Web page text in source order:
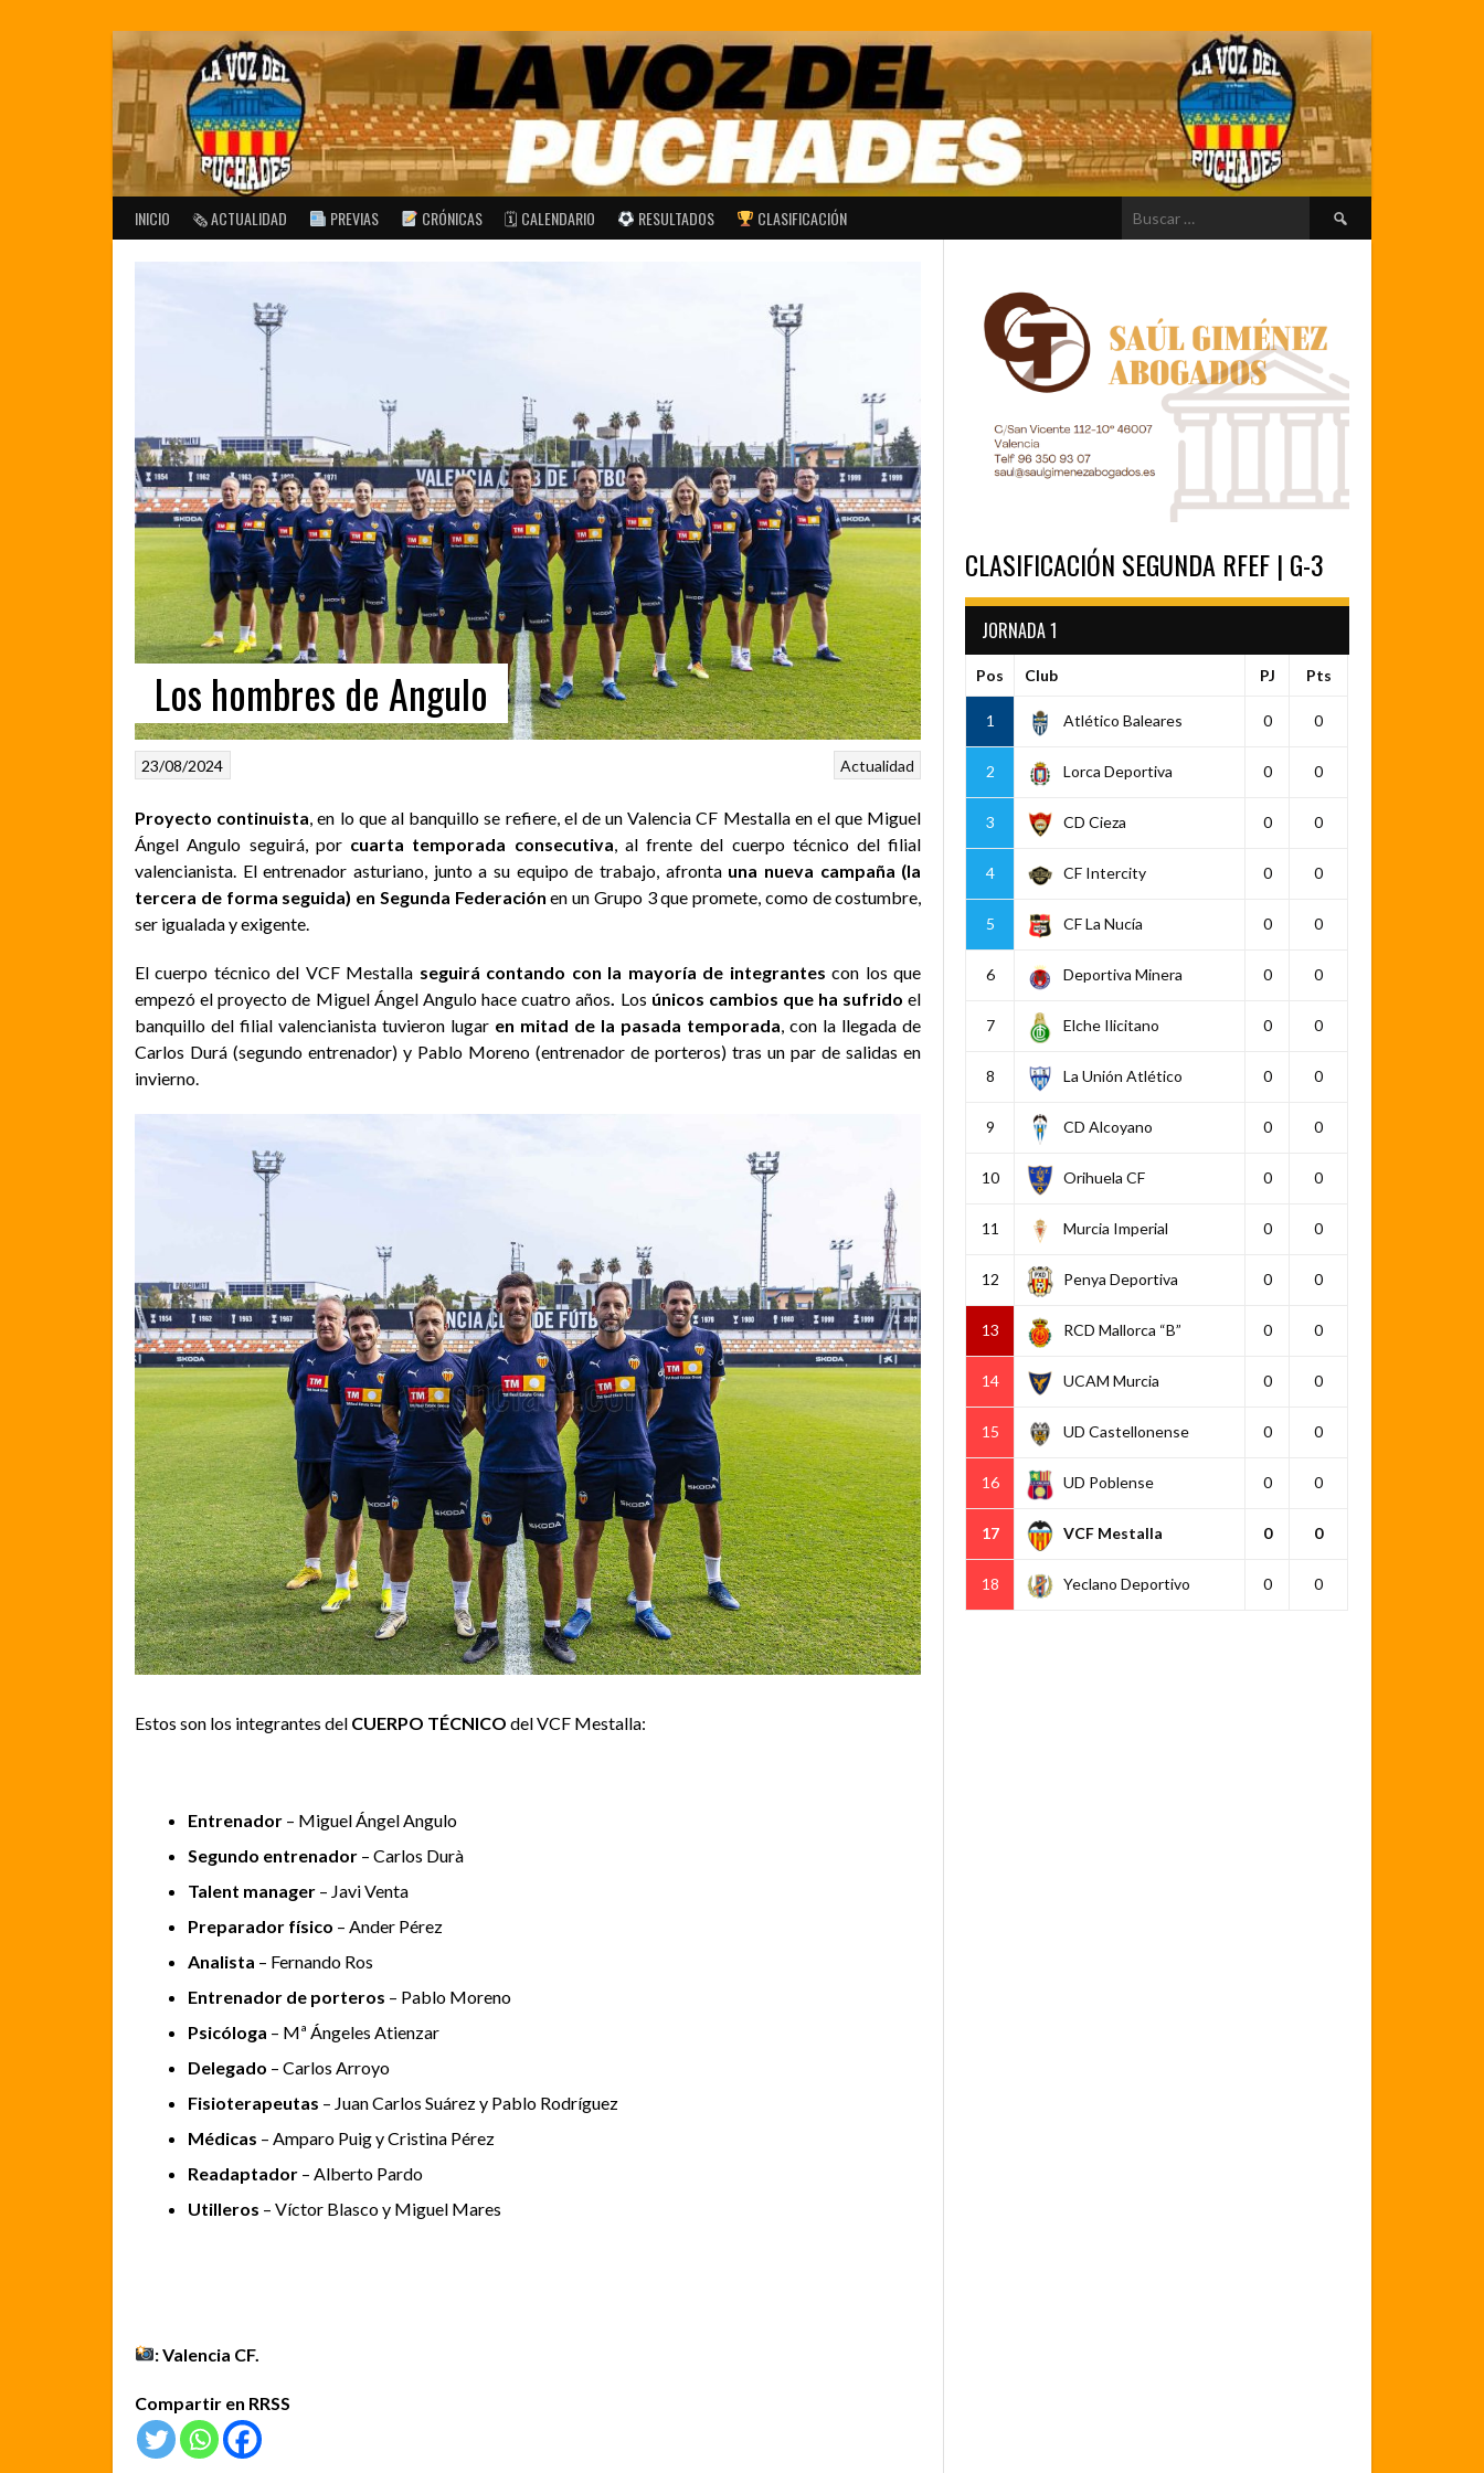
INICIO 🗞 ACTUALIDAD PREVIAS CRÓNICAS 🗓 CALENDARIO RESULTADOS CLASIFICACIÓN Buscar:
Los hombres de Angulo
Actualidad
23/08/2024
Proyecto continuista, en lo que al banquillo se refiere, el de un Valencia CF Mestalla en el que Miguel
Ángel Angulo seguirá, por cuarta temporada consecutiva, al frente del cuerpo técnico del filial
valencianista. El entrenador asturiano, junto a su equipo de trabajo, afronta una nueva campaña (la
tercera de forma seguida) en Segunda Federación en un Grupo 3 que promete, como de costumbre,
ser igualada y exigente.
El cuerpo técnico del VCF Mestalla seguirá contando con la mayoría de integrantes con los que
empezó el proyecto de Miguel Ángel Angulo hace cuatro años. Los únicos cambios que ha sufrido el
banquillo del filial valencianista tuvieron lugar en mitad de la pasada temporada, con la llegada de
Carlos Durá (segundo entrenador) y Pablo Moreno (entrenador de porteros) tras un par de salidas en
invierno.
Estos son los integrantes del CUERPO TÉCNICO del VCF Mestalla:
Entrenador – Miguel Ángel Angulo
Segundo entrenador – Carlos Durà
Talent manager – Javi Venta
Preparador físico – Ander Pérez
Analista – Fernando Ros
Entrenador de porteros – Pablo Moreno
Psicóloga – Mª Ángeles Atienzar
Delegado – Carlos Arroyo
Fisioterapeutas – Juan Carlos Suárez y Pablo Rodríguez
Médicas – Amparo Puig y Cristina Pérez
Readaptador – Alberto Pardo
Utilleros – Víctor Blasco y Miguel Mares
: Valencia CF.
Compartir en RRSS
CLASIFICACIÓN SEGUNDA RFEF | G-3
JORNADA 1
Pos Club PJ Pts
1 Atlético Baleares 0 0
2 Lorca Deportiva 0 0
3 CD Cieza 0 0
4 CF Intercity 0 0
5 CF La Nucía 0 0
6 Deportiva Minera 0 0
7 Elche Ilicitano 0 0
8 La Unión Atlético 0 0
9 CD Alcoyano 0 0
10 Orihuela CF 0 0
11 Murcia Imperial 0 0
12 Penya Deportiva 0 0
13 RCD Mallorca “B” 0 0
14 UCAM Murcia 0 0
15 UD Castellonense 0 0
16 UD Poblense 0 0
17 VCF Mestalla 0 0
18 Yeclano Deportivo 0 0